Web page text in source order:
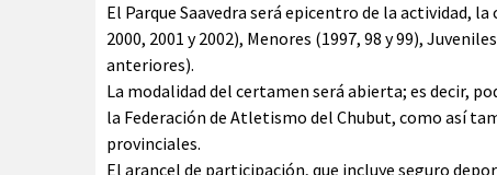
El Parque Saavedra será epicentro de la actividad,
2000, 2001 y 2002), Menores (1997, 98 y 99),
anteriores).
La modalidad del certamen será abierta; es decir,
la Federación de Atletismo del Chubut, como así
provinciales.
El arancel de participación, que incluye seguro